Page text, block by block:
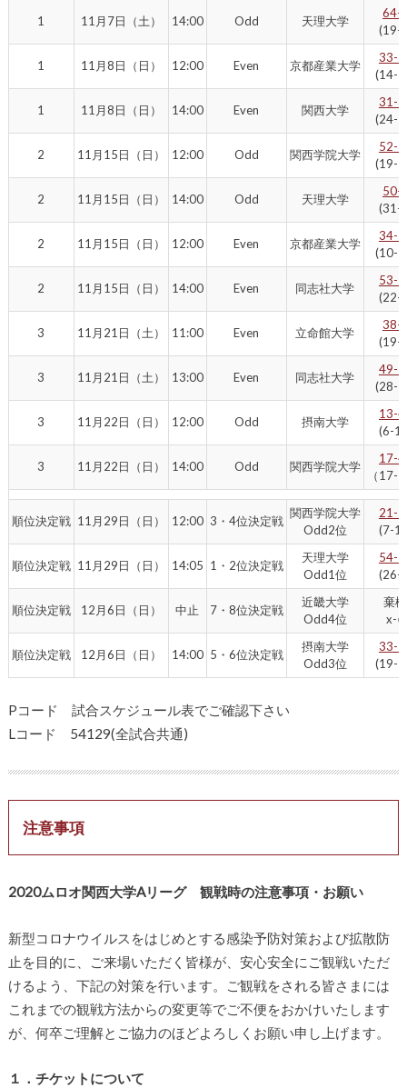
1 11月7日（土） 14:00 Odd 天理大学
64-
(19-
1 11月8日（日） 12:00 Even 京都産業大学
33-
(14-
1 11月8日（日） 14:00 Even 関西大学
31-
(24-
2 11月15日（日） 12:00 Odd 関西学院大学
52-
(19-
2 11月15日（日） 14:00 Odd 天理大学
50-
(31-
2 11月15日（日） 12:00 Even 京都産業大学
34-
(10-
2 11月15日（日） 14:00 Even 同志社大学
53-
(22-
3 11月21日（土） 11:00 Even 立命館大学
38-
(19-
3 11月21日（土） 13:00 Even 同志社大学
49-
(28-
3 11月22日（日） 12:00 Odd 摂南大学
13-
(6-
3 11月22日（日） 14:00 Odd 関西学院大学
17-
（17-
順位決定戦 11月29日（日） 12:00 3・4位決定戦
関西学院大学
Odd2位
21-
(7-
順位決定戦 11月29日（日） 14:05 1・2位決定戦
天理大学
Odd1位
54-
(26-
順位決定戦 12月6日（日） 中止 7・8位決定戦
近畿大学
Odd4位
棄権
x-○
順位決定戦 12月6日（日） 14:00 5・6位決定戦
摂南大学
Odd3位
33-
(19-
Pコード 試合スケジュール表でご確認下さい
Lコード 54129(全試合共通)
注意事項
2020ムロオ関西大学Aリーグ 観戦時の注意事項・お願い
新型コロナウイルスをはじめとする感染予防対策および拡散防
止を目的に、ご来場いただく皆様が、安心安全にご観戦いただ
けるよう、下記の対策を行います。ご観戦をされる皆さまには
これまでの観戦方法からの変更等でご不便をおかけいたします
が、何卒ご理解とご協力のほどよろしくお願い申し上げます。
１．チケットについて